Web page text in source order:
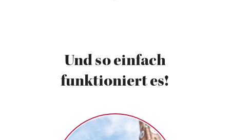
Und so einfach
funktioniert es!